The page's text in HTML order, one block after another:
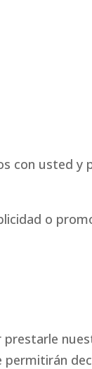
con usted y
o
prestarle
permitirán